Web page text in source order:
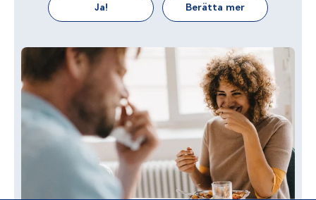
Ja! Berätta mer